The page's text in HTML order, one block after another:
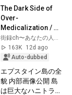
The Dark Side of
Over-
Medicalization /
The Business of
Life-Prolonging
Treatment for the
Elderly ...
街録ch〜あなたの人生、教えて下さい〜
163K
12d ago
Auto-dubbed
エプスタイン島の全
貌 内部画像公開 島
は巨大なハニトラ装